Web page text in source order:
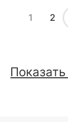
1 2